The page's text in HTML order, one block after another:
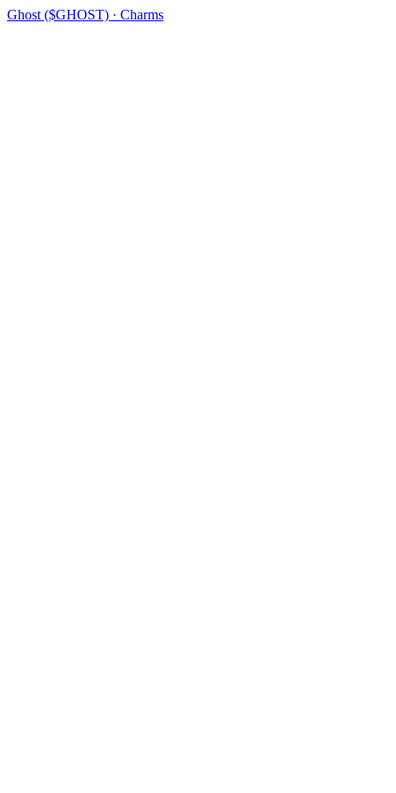
Ghost ($GHOST) · Charms